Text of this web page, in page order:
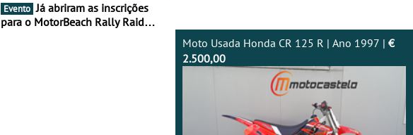
Evento Já abriram as inscrições
para o MotorBeach Rally Raid
Moto Usada Honda CR 125 R | Ano 1997 | €
2.500,00